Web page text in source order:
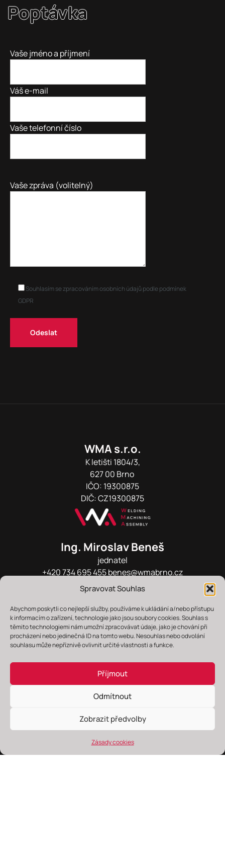
Spravovat Souhlas
Abychom poskytli co nejlepší služby, používáme k ukládání a/nebo přístupu
k informacím o zařízení, technologie jako jsou soubory cookies. Souhlas s
těmito technologiemi nám umožní zpracovávat údaje, jako je chování při
procházení nebo jedinečná ID na tomto webu. Nesouhlas nebo odvolání
souhlasu může nepříznivě ovlivnit určité vlastnosti a funkce.
Příjmout
Odmítnout
Zobrazit předvolby
Zásady cookies
Poptávka
Vaše jméno a příjmení
Váš e-mail
Vaše telefonní číslo
Vaše zpráva (volitelný)
Souhlasím se zpracováním osobních údajů podle podmínek
GDPR
WMA s.r.o.
K letišti 1804/3,
627 00 Brno
IČO: 19300875
DIČ: CZ19300875
Ing. Miroslav Beneš
jednatel
+420 734 695 455benes@wmabrno.cz
Roman Gaňa
provozní ředitel
+420 603 890 753
gana@wmabrno.cz